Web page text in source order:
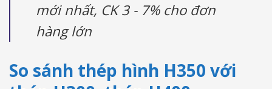
mới nhất, CK 3 - 7% cho đơn
hàng lớn
So sánh thép hình H350 với